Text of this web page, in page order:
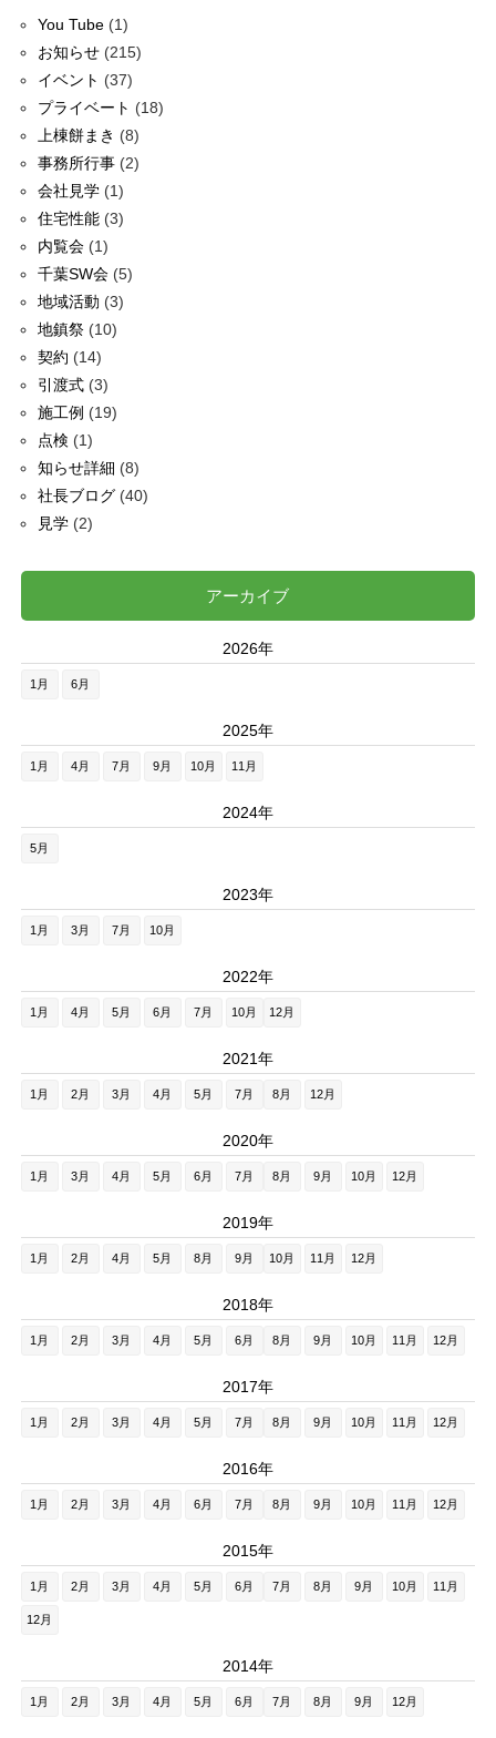
You Tube(1)
お知らせ(215)
イベント (37)
プライベート (18)
上棟餅まき (8)
事務所行事(2)
会社見学(1)
住宅性能(3)
内覧会(1)
千葉SW会(5)
地域活動 (3)
地鎮祭(10)
契約 (14)
引渡式(3)
施工例 (19)
点検 (1)
知らせ詳細 (8)
社長ブログ(40)
見学(2)
アーカイブ
2026年
1月 6月
2025年
1月 4月 7月 9月 10月 11月
2024年
5月
2023年
1月 3月 7月 10月
2022年
1月 4月 5月 6月 7月 10月 12月
2021年
1月 2月 3月 4月 5月 7月 8月 12月
2020年
1月 3月 4月 5月 6月 7月 8月 9月 10月 12月
2019年
1月 2月 4月 5月 8月 9月 10月 11月 12月
2018年
1月 2月 3月 4月 5月 6月 8月 9月 10月 11月 12月
2017年
1月 2月 3月 4月 5月 7月 8月 9月 10月 11月 12月
2016年
1月 2月 3月 4月 6月 7月 8月 9月 10月 11月 12月
2015年
1月 2月 3月 4月 5月 6月 7月 8月 9月 10月 11月
12月
2014年
1月 2月 3月 4月 5月 6月 7月 8月 9月 12月